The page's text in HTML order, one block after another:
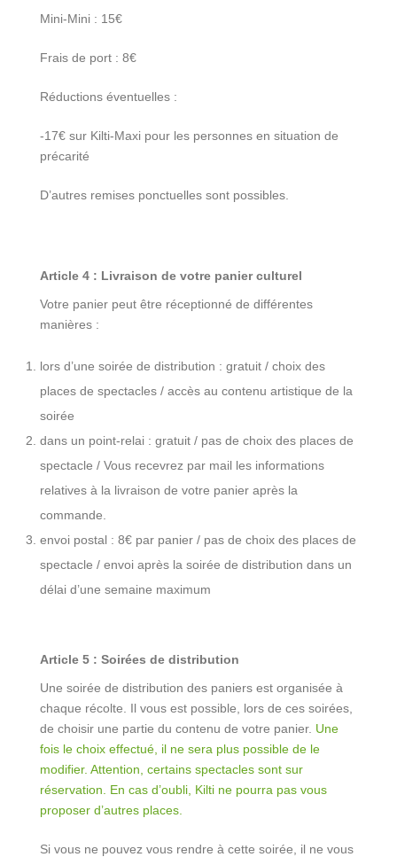
Mini-Mini : 15€
Frais de port : 8€
Réductions éventuelles :
-17€ sur Kilti-Maxi pour les personnes en situation de
précarité
D’autres remises ponctuelles sont possibles.
Article 4 : Livraison de votre panier culturel
Votre panier peut être réceptionné de différentes
manières :
lors d’une soirée de distribution : gratuit / choix des
places de spectacles / accès au contenu artistique de la
soirée
dans un point-relai : gratuit / pas de choix des places de
spectacle / Vous recevrez par mail les informations
relatives à la livraison de votre panier après la
commande.
envoi postal : 8€ par panier / pas de choix des places de
spectacle / envoi après la soirée de distribution dans un
délai d’une semaine maximum
Article 5 : Soirées de distribution
Une soirée de distribution des paniers est organisée à
chaque récolte. Il vous est possible, lors de ces soirées,
de choisir une partie du contenu de votre panier. Une
fois le choix effectué, il ne sera plus possible de le
modifier. Attention, certains spectacles sont sur
réservation. En cas d’oubli, Kilti ne pourra pas vous
proposer d’autres places.
Si vous ne pouvez vous rendre à cette soirée, il ne vous